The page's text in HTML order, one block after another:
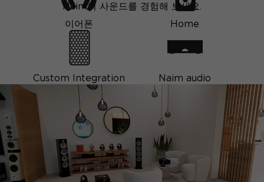
Naim의 사운드를 경험해 보세요.
이어폰
Home
Custom Integration Naim audio